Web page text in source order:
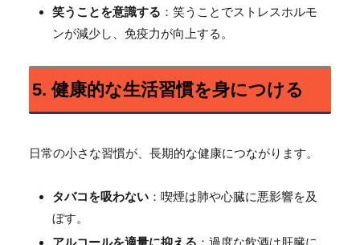
笑うことを意識する ：笑うことでストレスホルモ
ンが減少し、免疫力が向上する。
5. 健康的な生活習慣を身につける
日常の小さな習慣が、長期的な健康につながります。
タバコを吸わない ：喫煙は肺や心臓に悪影響を及
ぼす。